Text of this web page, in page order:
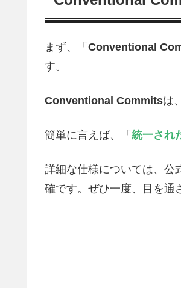
まず、「 Conventional
す。
Conventional Commitsは
簡単に言えば、「 統一され
詳細な仕様については、公
確です。ぜひ一度、目を通